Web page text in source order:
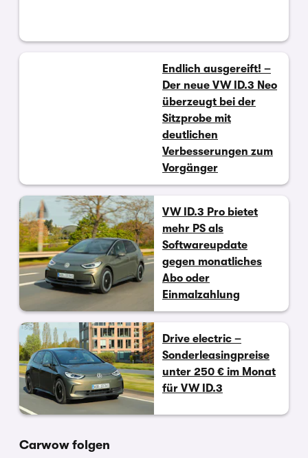
Endlich ausgereift! –
Der neue VW ID.3 Neo
überzeugt bei der
Sitzprobe mit
deutlichen
Verbesserungen zum
Vorgänger
VW ID.3 Pro bietet
mehr PS als
Softwareupdate
gegen monatliches
Abo oder
Einmalzahlung
Drive electric –
Sonderleasingpreise
unter 250 € im Monat
für VW ID.3
Carwow folgen